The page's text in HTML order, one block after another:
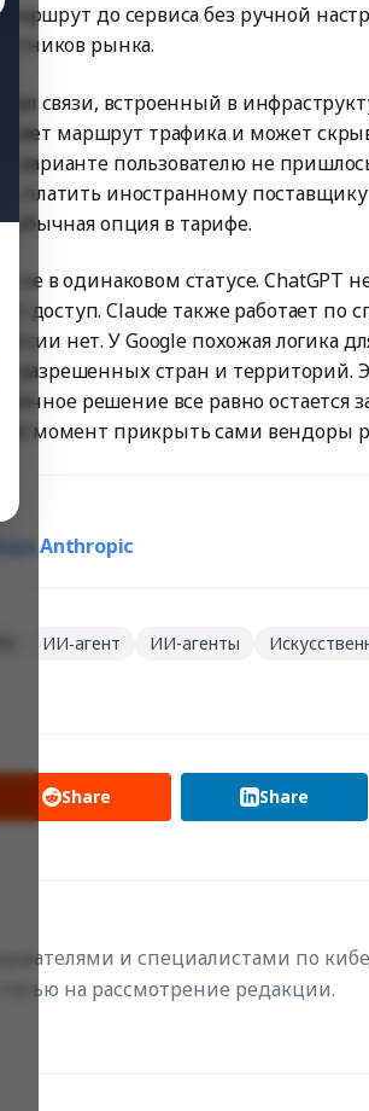
маршрут до сервиса без ручной
рынка.
связи, встроенный в
маршрут трафика и может
варианте пользователю не
платить иностранному
обычная опция в тарифе.
не в одинаковом статусе. ChatGPT
доступ. Claude также работает по
нет. У Google похожая логика
разрешенных стран и территорий.
решение все равно остается
момент прикрыть сами вендоры
Anthropic
ИИ‑агент ИИ-агенты
Share Share
и специалистами по
на рассмотрение редакции.